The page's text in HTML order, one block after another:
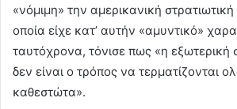
«νόμιμη» την αμερικανική στρατιωτική
οποία είχε κατ’ αυτήν «αμυντικό»
ταυτόχρονα, τόνισε πως «η εξωτερική
δεν είναι ο τρόπος να τερματίζονται
καθεστώτα».